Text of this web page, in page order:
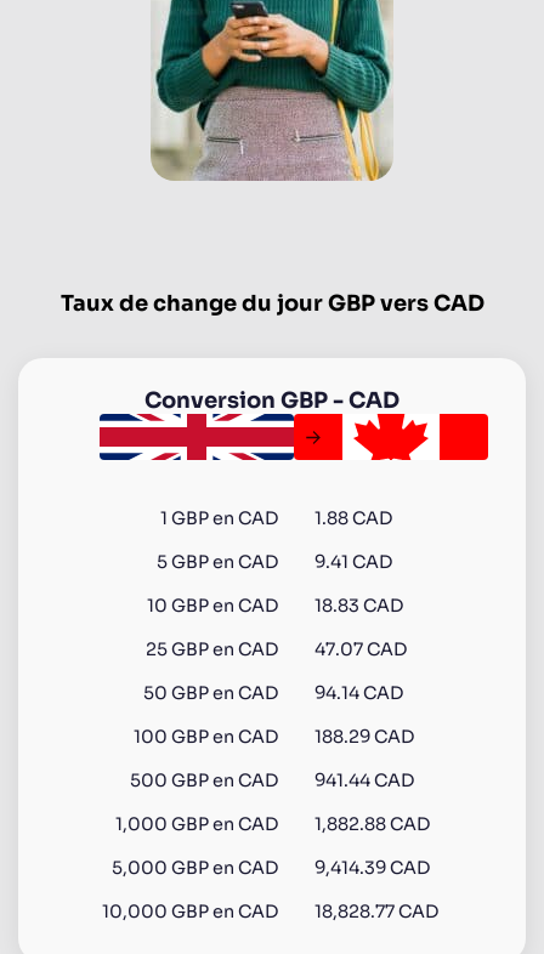
Taux de change du jour GBP vers CAD
Conversion GBP-CAD
1 GBPen CAD
1.88 CAD
5GBPen CAD
9.41 CAD
10 GBPen CAD
18.83 CAD
25GBPen CAD
47.07 CAD
50 GBPen CAD
94.14 CAD
100 GBPen CAD
188.29 CAD
500 GBPen CAD
941.44 CAD
1,000 GBPen CAD
1,882.88 CAD
5,000 GBPen CAD
9,414.39 CAD
10,000 GBPen CAD 18,828.77 CAD